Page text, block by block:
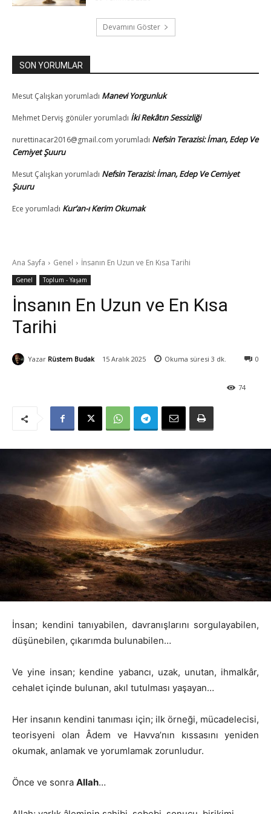
Devamını Göster
SON YORUMLAR
Mesut Çalışkan yorumladı Manevi Yorgunluk
Mehmet Derviş gönüleryorumladı İki Rekâtın Sessizliği
nurettinacar2016@gmail.com yorumladı Nefsin Terazisi: İman, Edep Ve
Cemiyet Şuuru
Mesut Çalışkan yorumladı Nefsin Terazisi: İman, Edep Ve Cemiyet
Şuuru
Ece yorumladı Kur’an-ı Kerim Okumak